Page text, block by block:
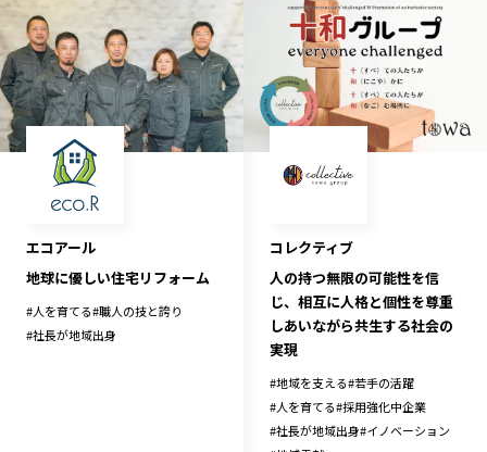
エコアール
地球に優しい住宅リフォーム
#人を育てる#職人の技と誇り
#社長が地域出身
コレクティブ
人の持つ無限の可能性を信
じ、相互に人格と個性を尊重
しあいながら共生する社会の
実現
#地域を支える#若手の活躍
#人を育てる#採用強化中企業
#社長が地域出身#イノベーション